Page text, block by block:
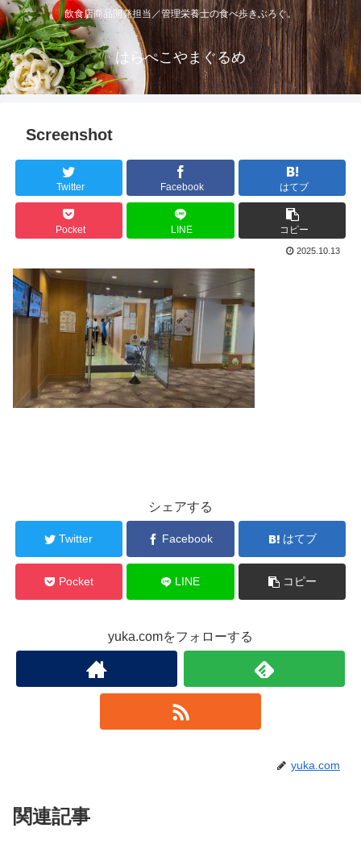
飲食店商品開発担当／管理栄養士の食べ歩きぶろぐ。
はらぺこやまぐるめ
Screenshot
Twitter Facebook はてブ
Pocket LINE コピー
2025.10.13
シェアする
Twitter Facebook はてブ
Pocket LINE コピー
yuka.comをフォローする
yuka.com
関連記事